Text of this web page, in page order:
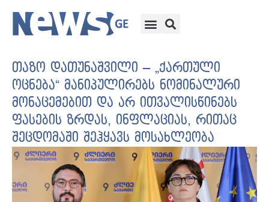
თაზო დათუნაშვილი – „ქართული
ოცნება“ მანიპულირებს ნომინალური
მონაცემებით და არ ითვალისწინებს
ფასების ზრდას, ინფლაციას, რითაც
შეცდომაში შეჰყავს მოსახლეობა